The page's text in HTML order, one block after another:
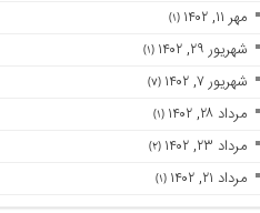
مهر ۱۱, ۱۴۰۲ (۱)
شهریور ۲۹, ۱۴۰۲ (۱)
شهریور ۷, ۱۴۰۲ (۷)
مرداد ۲۸, ۱۴۰۲ (۱)
مرداد ۲۳, ۱۴۰۲ (۲)
مرداد ۲۱, ۱۴۰۲ (۱)